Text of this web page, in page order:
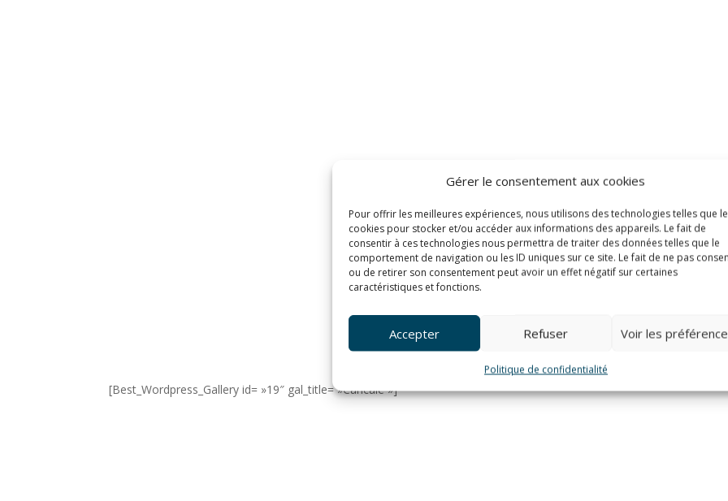
Gérer le consentement aux cookies
Pour offrir les meilleures expériences, nous utilisons des technologies telles que
cookies pour stocker et/ou accéder aux informations des appareils. Le fait de
consentir à ces technologies nous permettra de traiter des données telles que le
comportement de navigation ou les ID uniques sur ce site. Le fait de ne pas
ou de retirer son consentement peut avoir un effet négatif sur certaines
caractéristiques et fonctions.
Accepter Refuser Voir les
Politique de confidentialité
Cancale (huitres)
[Best_Wordpress_Gallery id= »19″ gal_title= »Cancale »]